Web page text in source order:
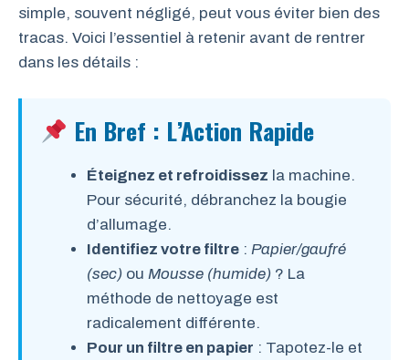
simple, souvent négligé, peut vous éviter bien des
tracas. Voici l’essentiel à retenir avant de rentrer
dans les détails :
En Bref : L’Action Rapide
Éteignez et refroidissez la machine.
Pour sécurité, débranchez la bougie
d’allumage.
Identifiez votre filtre : Papier/gaufré
(sec) ou Mousse (humide) ? La
méthode de nettoyage est
radicalement différente.
Pour un filtre en papier : Tapotez-le et